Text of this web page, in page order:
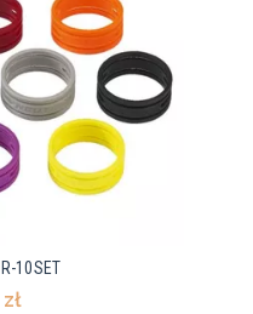
10SET